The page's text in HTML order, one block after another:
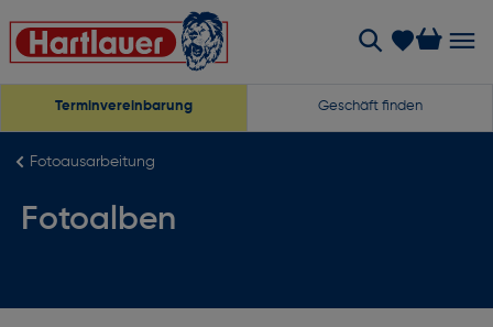
Terminvereinbarung Geschäft finden
Fotoausarbeitung
Fotoalben